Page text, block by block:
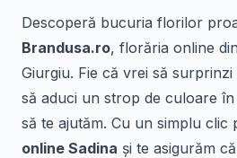
Descoperă bucuria florilor
Brandusa.ro, florăria online
Giurgiu. Fie că vrei să
să aduci un strop de culoare
să te ajutăm. Cu un simplu clic
online Sadina și te asigurăm